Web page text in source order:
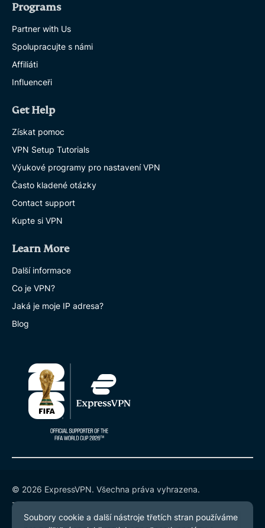
Programs
Partner with Us
Spolupracujte s námi
Affiliáti
Influenceři
Get Help
Získat pomoc
VPN Setup Tutorials
Výukové programy pro nastavení VPN
Často kladené otázky
Contact support
Kupte si VPN
Learn More
Další informace
Co je VPN?
Jaká je moje IP adresa?
Blog
© 2026 ExpressVPN. Všechna práva vyhrazena.
Zásady ochrany osobních údajů
Smluvní podmínky